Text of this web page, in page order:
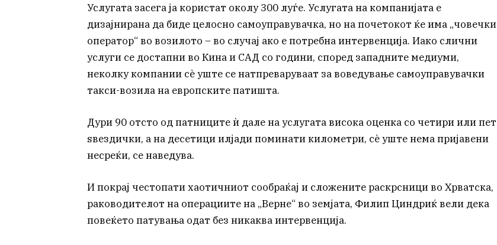
Услугата засега ја користат околу 300 луѓе. Услугата на компанијата е
дизајнирана да биде целосно самоуправувачка, но на почетокот ќе има „човечки
оператор“ во возилото – во случај ако е потребна интервенција. Иако слични
услуги се достапни во Кина и САД со години, според западните медиуми,
неколку компании сè уште се натпреваруваат за воведување самоуправувачки
такси-возила на европските патишта.
Дури 90 отсто од патниците ѝ дале на услугата висока оценка со четири или пет
ѕвездички, а на десетици илјади поминати километри, сè уште нема пријавени
несреќи, се наведува.
И покрај честопати хаотичниот сообраќај и сложените раскрсници во Хрватска,
раководителот на операциите на „Верне“ во земјата, Филип Циндриќ вели дека
повеќето патувања одат без никаква интервенција.